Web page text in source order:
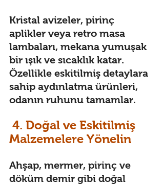
Kristal avizeler, pirinç
aplikler veya retro masa
lambaları, mekana yumuşak
bir ışık ve sıcaklık katar.
Özellikle eskitilmiş detaylara
sahip aydınlatma ürünleri,
odanın ruhunu tamamlar.
Malzemelere Yönelin
Ahşap, mermer, pirinç ve
döküm demir gibi doğal